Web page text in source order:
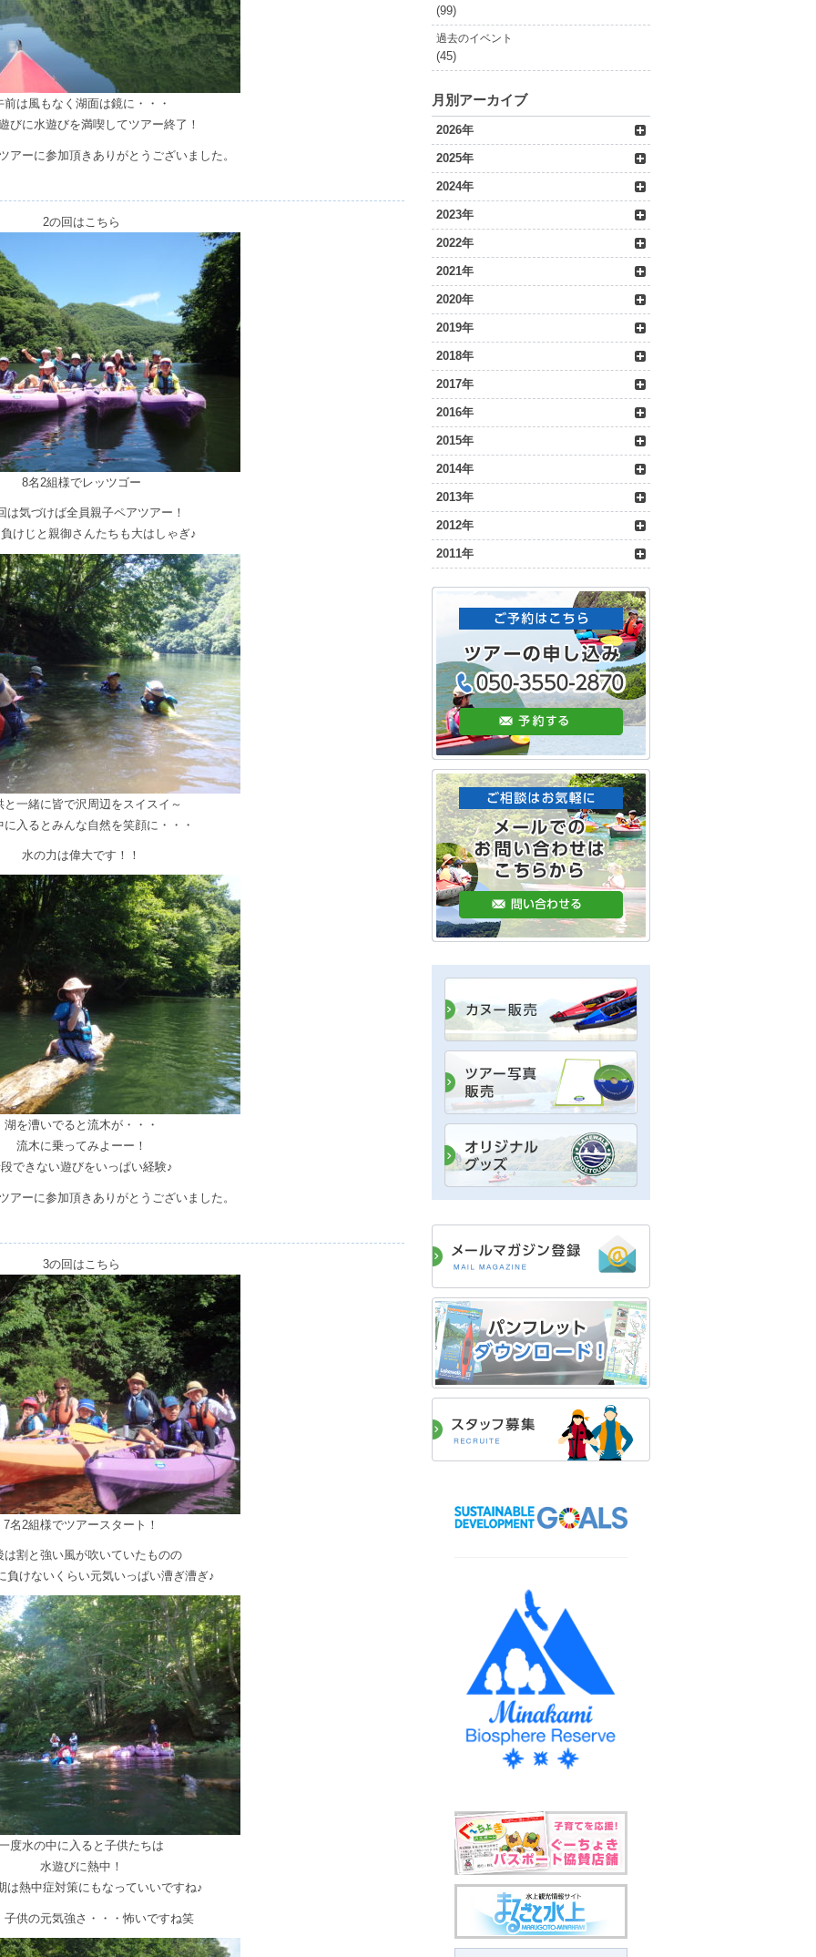
前は風もなく湖面は鏡に・・・
びに水遊びを満喫してツアー終了！
アーに参加頂きありがとうございました。
2の回はこちら
8名2組様でレッツゴー
は気づけば全員親子ペアツアー！
けじと親御さんたちも大はしゃぎ♪
と一緒に皆で沢周辺をスイスイ～
に入るとみんな自然を笑顔に・・・
水の力は偉大です！！
湖を漕いでると流木が・・・
流木に乗ってみよーー！
できない遊びをいっぱい経験♪
アーに参加頂きありがとうございました。
3の回はこちら
7名2組様でツアースタート！
は割と強い風が吹いていたものの
負けないくらい元気いっぱい漕ぎ漕ぎ♪
度水の中に入ると子供たちは
水遊びに熱中！
は熱中症対策にもなっていいですね♪
子供の元気強さ・・・怖いですね笑
(99)
過去のイベント
(45)
月別アーカイブ
2026年
2025年
2024年
2023年
2022年
2021年
2020年
2019年
2018年
2017年
2016年
2015年
2014年
2013年
2012年
2011年